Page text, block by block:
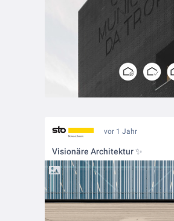
vor 1 Jahr
Visionäre Architektur ✨